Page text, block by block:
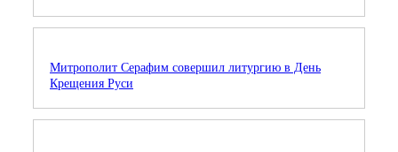
Митрополит Серафим совершил литургию в День
Крещения Руси